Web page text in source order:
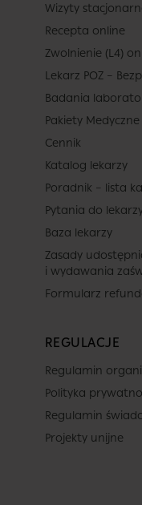
Wizyty
Recepta online
Zwolnienie (L4)
Lekarz POZ –
Badania
Pakiety Medyczne
Cennik
Katalog lekarzy
Poradnik – lista
Pytania do
Baza lekarzy
Zasady
i wydawania
Formularz
REGULACJE
Regulamin
Polityka
Regulamin
Projekty unijne